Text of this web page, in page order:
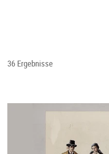
36 Ergebnisse